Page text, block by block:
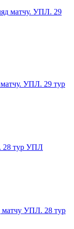
матчу. УПЛ. 29
УПЛ. 29 тур
28 тур УПЛ
УПЛ. 28 тур